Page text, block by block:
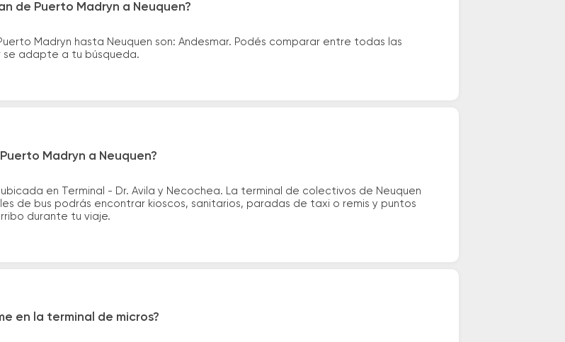
de Puerto Madryn a Neuquen?
Madryn hasta Neuquen son: Andesmar. Podés comparar entre todas las
se adapte a tu búsqueda.
Madryn a Neuquen?
en Terminal - Dr. Avila y Necochea. La terminal de colectivos de Neuquen
de bus podrás encontrar kioscos, sanitarios, paradas de taxi o remis y puntos
durante tu viaje.
en la terminal de micros?